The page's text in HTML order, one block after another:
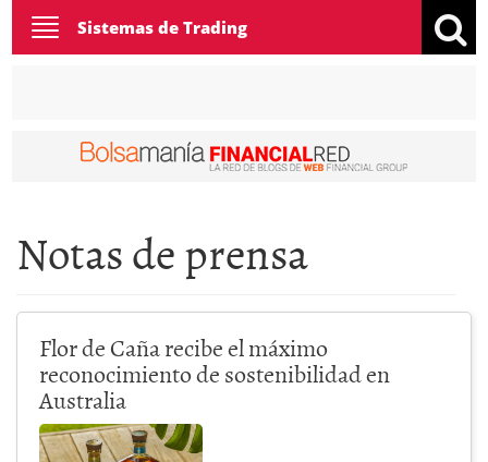
Toggle
navigation
Sistemas de Trading
Notas de prensa
Flor de Caña recibe el máximo
reconocimiento de sostenibilidad en
Australia